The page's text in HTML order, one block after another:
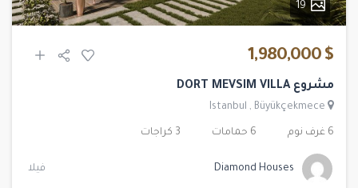
19
$ 1,980,000
مشروع DORT MEVSIM VILLA
Istanbul , Büyükçekmece
6 غرف نوم 6 حمامات 3 كراجات
Diamond Houses فيلا